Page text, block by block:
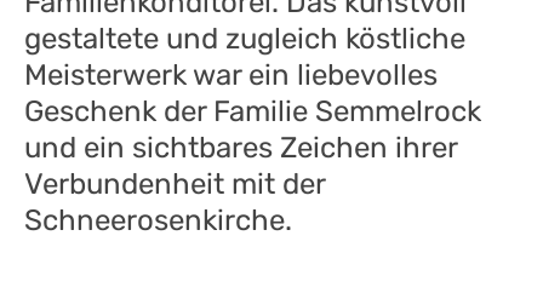
gestaltete und zugleich köstliche
Meisterwerk war ein liebevolles
Geschenk der Familie Semmelrock
und ein sichtbares Zeichen ihrer
Verbundenheit mit der
Schneerosenkirche.